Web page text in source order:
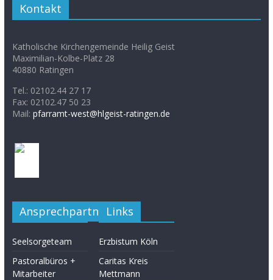
Kontakt
Katholische Kirchengemeinde Heilig Geist
Maximilian-Kolbe-Platz 28
40880 Ratingen
Tel.: 02102.44 27 17
Fax: 02102.47 50 23
Mail: pfarramt-west@hlgeist-ratingen.de
Ansprechpartner
Seelsorgeteam
Pastoralbüros +
Mitarbeiter
Links
Erzbistum Köln
Caritas Kreis
Mettmann